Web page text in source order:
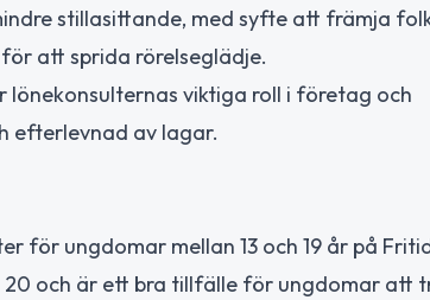
stillasittande, med syfte att främja
att sprida rörelseglädje.
lönekonsulternas viktiga roll i företag och
efterlevnad av lagar.
för ungdomar mellan 13 och 19 år på
20 och är ett bra tillfälle för ungdomar att